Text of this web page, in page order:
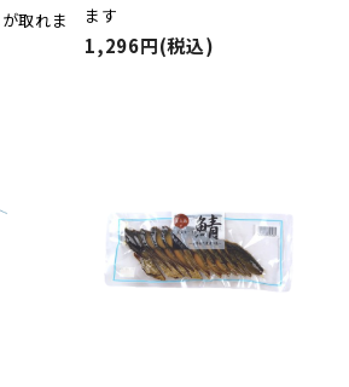
取れま
ます
1,296円(税込)